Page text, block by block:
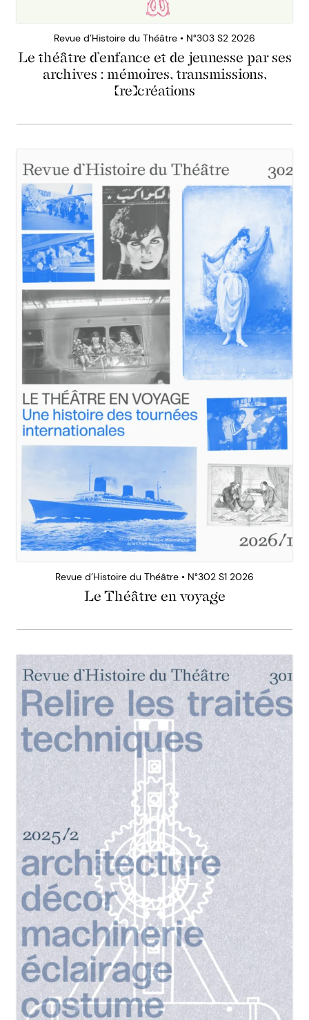
Revue d’Histoire du Théâtre • N°303 S2 2026
Le théâtre d’enfance et de jeunesse par ses
archives : mémoires, transmissions,
(re)créations
Revue d’Histoire du Théâtre • N°302 S1 2026
Le Théâtre en voyage